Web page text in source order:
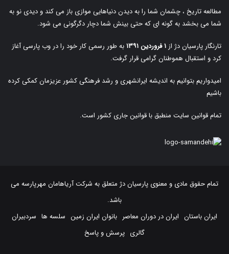
مطالعه تاریخ ، چشمان شما را به دیدن دنیاهایی موازی باز می کند و دیدی نو به
شما می بخشد به گونه ای که حتی بینش شما دچار دگرگونی می شود.
تارنگار پارسیان دژ از ۱ فروردین ۱۳۹۱
به طور رسمی کار خود را در وب پارسی آغاز
کرد و استقبال هموطنان گرامی قرار گرفت.
امیدواریم بتوانیم به اندیشه ایرانشهری و رشد فرهنگی کشور عزیزمان کمکی کرده
باشیم
تمام قوانین سایت منطبق با قوانین جاری کشور است.
تمام حقوق مادی و معنوی پارسیان دژ متعلق به شرکت آریاهامان مهرپارسه می
باشد.
ایران باستان ایران در دوران معاصر بانوان ایران زمین سلسه ها سردبیران
گالری پرسش و پاسخ